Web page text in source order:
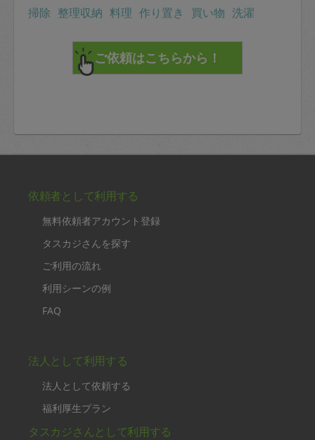
掃除 整理収納 料理 作り置き 買い物 洗濯
依頼者として利用する
無料依頼者アカウント登録
タスカジさんを探す
ご利用の流れ
利用シーンの例
FAQ
法人として利用する
法人として依頼する
福利厚生プラン
タスカジさんとして利用する